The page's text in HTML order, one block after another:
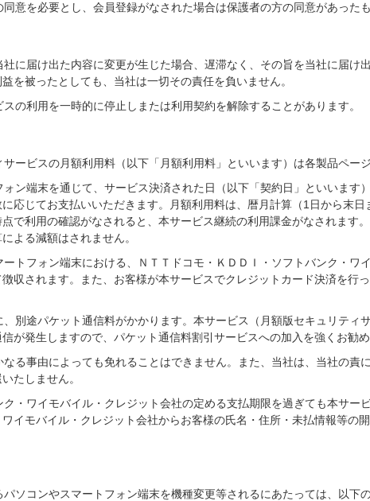
意を必要とし、会員登録がなされた場合は保護者の方の同意があったも
に届け出た内容に変更が生じた場合、遅滞なく、その旨を当社に届け
を被ったとしても、当社は一切その責任を負いません。
の利用を一時的に停止しまたは利用契約を解除することがあります。
ービスの月額利用料（以下「月額利用料」といいます）は各製品ペー
ン端末を通じて、サービス決済された日（以下「契約日」といいます
応じてお支払いいただきます。月額利用料は、暦月計算（1日から末日
で利用の確認がなされると、本サービス継続の利用課金がなされます
よる減額はされません。
トフォン端末における、ＮＴＴドコモ・ＫＤＤＩ・ソフトバンク・ワ
収されます。また、お客様が本サービスでクレジットカード決済を行
別途パケット通信料がかかります。本サービス（月額版セキュリティ
が発生しますので、パケット通信料割引サービスへの加入を強くお勧め
る事由によっても免れることはできません。また、当社は、当社の責
たしません。
・ワイモバイル・クレジット会社の定める支払期限を過ぎても本サー
イモバイル・クレジット会社からお客様の氏名・住所・未払情報等の
ソコンやスマートフォン端末を機種変更等されるにあたっては、以下